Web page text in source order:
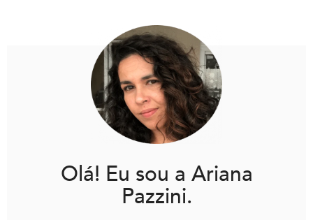
Olá! Eu sou a Ariana
Pazzini.